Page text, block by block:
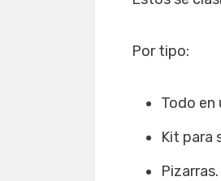
Por tipo:
Todo en
Kit para
Pizarras.